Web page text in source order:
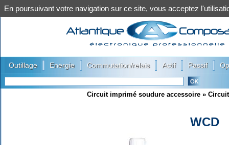
Outillage Energie Commutation/relais Actif Passif
Circuit imprimé soudure accessoire »
WCD
En poursuivant votre navigation sur ce site, vous acceptez